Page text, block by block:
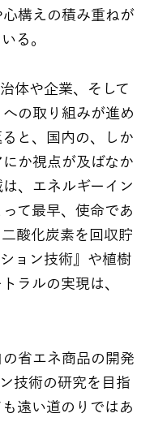
構えの積み重ねが
る。
体や企業、そして
の取り組みが進め
と、国内の、しか
か視点が及ばなか
、エネルギーイン
て最早、使命であ
酸化炭素を回収貯
ョン技術』や植樹
ラルの実現は、
省エネ商品の開発
技術の研究を目指
遠い道のりではあ